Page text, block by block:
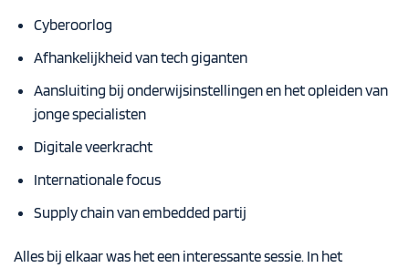
Cyberoorlog
Afhankelijkheid van tech giganten
Aansluiting bij onderwijsinstellingen en het opleiden van
jonge specialisten
Digitale veerkracht
Internationale focus
Supply chain van embedded partij
Alles bij elkaar was het een interessante sessie. In het